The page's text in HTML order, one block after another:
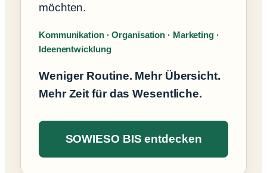
möchten.
Kommunikation · Organisation · Marketing ·
Ideenentwicklung
Weniger Routine. Mehr Übersicht.
Mehr Zeit für das Wesentliche.
SOWIESO BIS entdecken